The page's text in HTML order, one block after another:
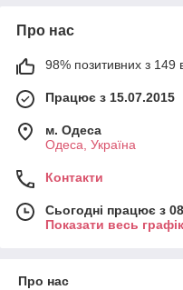
Про нас
98% позитивних з 149
Працює з 15.07.2015
м. Одеса
Одеса, Україна
Контакти
Сьогодні працює з
Показати весь
Про нас